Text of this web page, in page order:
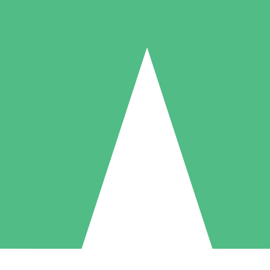
Individuelle Credit-Pakete
nach Bedarf mit Download-Credits. Keine monatliche Verpflichtung